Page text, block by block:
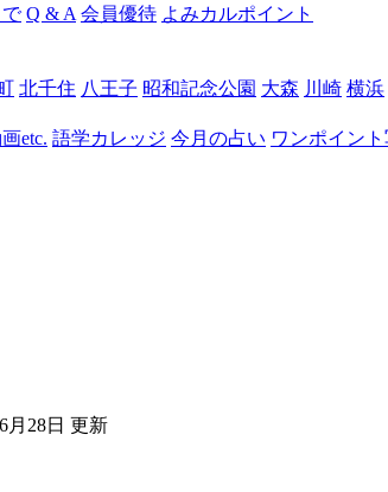
ャ
八
王
Q & A 会員優待 よみカルポイント
北千住 八王子 昭和記念公園 大森 川崎 横浜
etc. 語学カレッジ 今月の占い ワンポイン
月28日 更新